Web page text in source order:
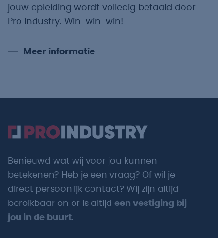
jouw opleiding wordt volledig betaald door
Pro Industry. Win-win-win!
Meer informatie
Benieuwd wat wij voor jou kunnen
betekenen? Heb je een vraag? Of wil je
direct persoonlijk contact? Wij zijn altijd
bereikbaar en er is altijd een vestiging bij
jou in de buurt.